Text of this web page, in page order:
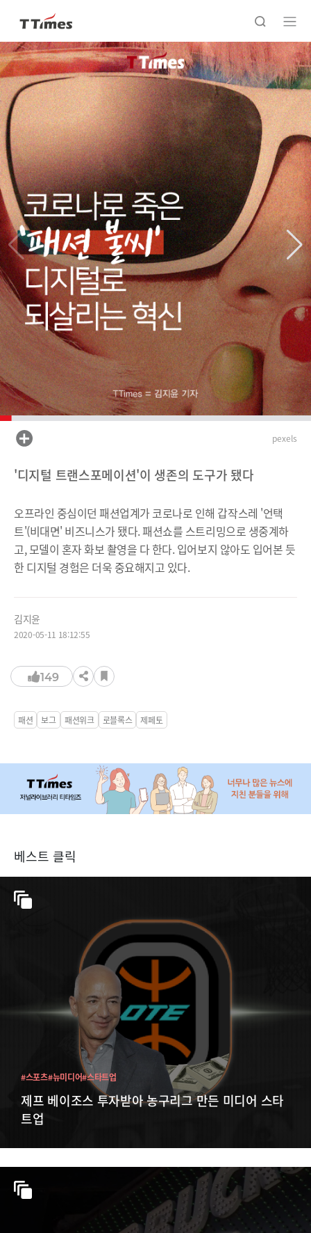
pexels
'디지털 트랜스포메이션'이 생존의 도구가 됐다
오프라인 중심이던 패션업계가 코로나로 인해 갑작스레 '언택
트'(비대면' 비즈니스가 됐다. 패션쇼를 스트리밍으로 생중계하
고, 모델이 혼자 화보 촬영을 다 한다. 입어보지 않아도 입어본 듯
한 디지털 경험은 더욱 중요해지고 있다.
김지윤
2020-05-11 18:12:55
149
패션 보그 패션위크 로블록스 제페토
베스트 클릭
제프 베이조스 투자받아 농구리그 만든 미디어 스타
트업
#스포츠#뉴미디어#스타트업